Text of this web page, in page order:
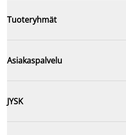
Tuoteryhmät
Asiakaspalvelu
JYSK